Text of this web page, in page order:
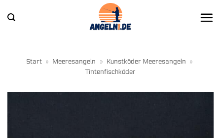
Inhalt
Start » Meeresangeln » Kunstköder Meeresangeln »
Tintenfischköder